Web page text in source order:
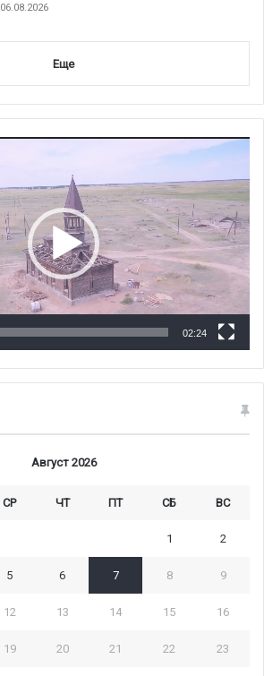
06.08.2026
Еще
02:24
Август 2026
СР ЧТ ПТ СБ ВС
1 2
5 6 7 8 9
12 13 14 15 16
19 20 21 22 23